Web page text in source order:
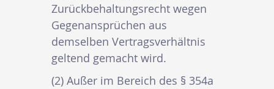
Zurückbehaltungsrecht wegen
Gegenansprüchen aus
demselben Vertragsverhältnis
geltend gemacht wird.
(2) Außer im Bereich des § 354a